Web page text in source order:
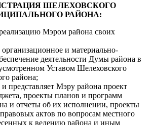
ШЕЛЕХОВСКОГО
РАЙОНА:
Мэром района своих
и материально-
деятельности Думы района в
Уставом Шелеховского
района;
и представляет Мэру района проект
проекты планов и программ
и отчеты об их исполнении, проекты
актов по вопросам местного
к ведению района и иным